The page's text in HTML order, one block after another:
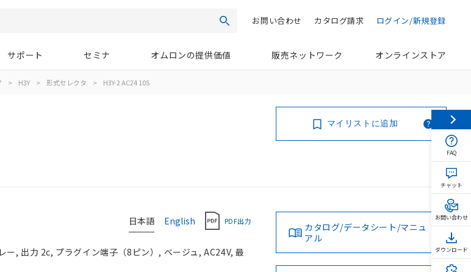
検索 ログイン/新規登録
カタログ請求
お問い合わせ
サポート セミナ オムロンの提供価値 販売ネットワーク オンラインストア
> H3Y > 形式セレクタ > H3Y-2 AC24 10S
マイリストに追加
日本語 English PDF出力
ー, 出力 2c, プラグイン端子（8ピン）, ベージュ, AC24V, 最
カタログ/データシート/マニュ
アル
FAQ
チャット
お問い合わせ
ダウンロード